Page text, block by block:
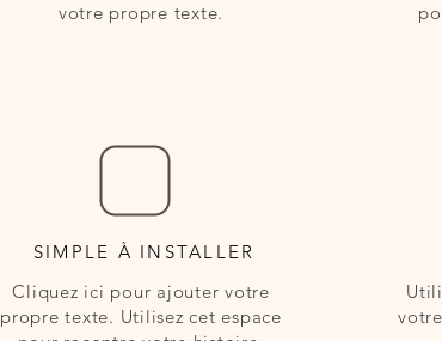
votre propre texte.
SIMPLE À INSTALLER
Cliquez ici pour ajouter votre
propre texte. Utilisez cet espace